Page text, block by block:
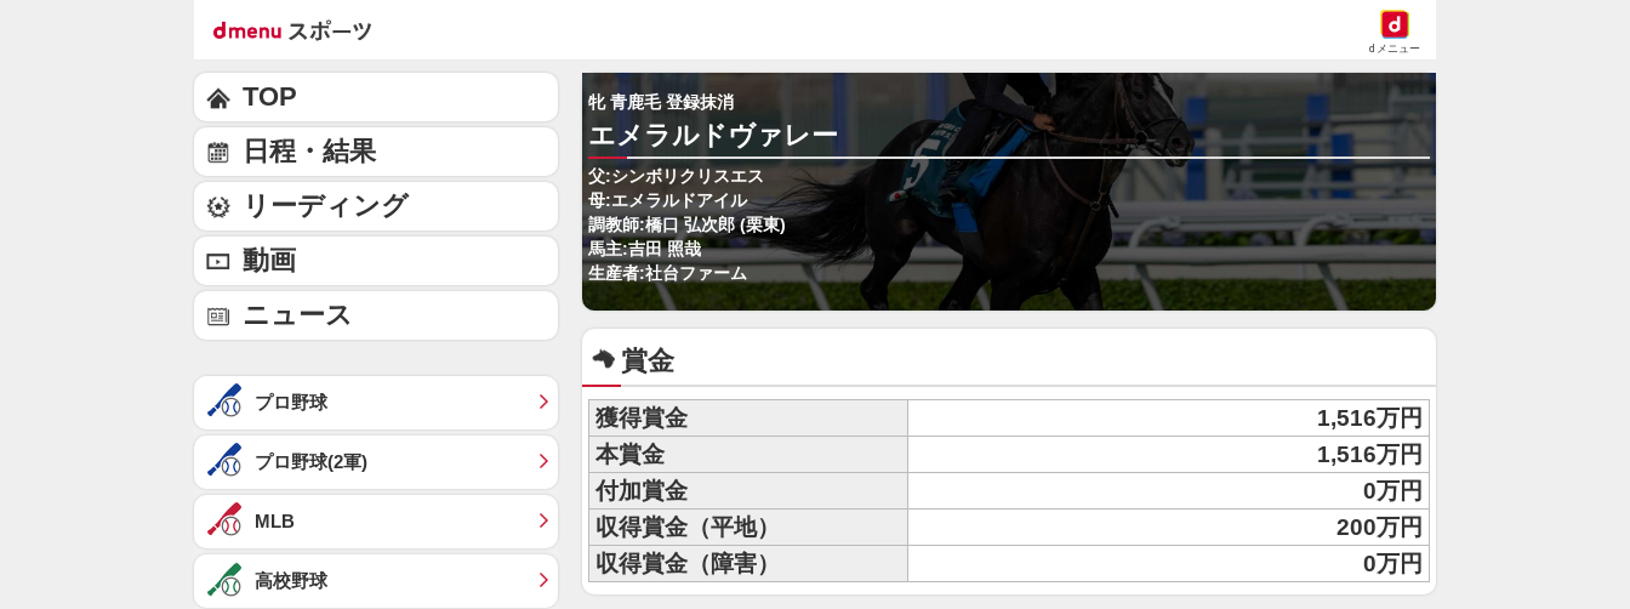
dメニュー
牝 青鹿毛 登録抹消
エメラルドヴァレー
父:シンボリクリスエス
母:エメラルドアイル
調教師:橋口 弘次郎 (栗東)
馬主:吉田 照哉
生産者:社台ファーム
賞金
獲得賞金
1,516万円
本賞金
1,516万円
付加賞金
0万円
収得賞金（平地）
200万円
収得賞金（障害）
0万円
TOP
日程・結果
リーディング
動画
ニュース
プロ野球
プロ野球(2軍)
MLB
高校野球